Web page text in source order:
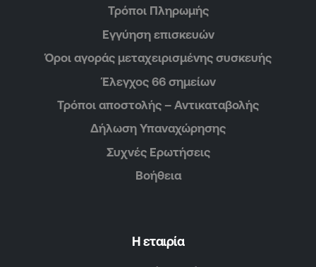
Τρόποι Πληρωμής
Εγγύηση επισκευών
Όροι αγοράς μεταχειρισμένης συσκευής
Έλεγχος 66 σημείων
Τρόποι αποστολής – Αντικαταβολής
Δήλωση Υπαναχώρησης
Συχνές Ερωτήσεις
Βοήθεια
Η εταιρία